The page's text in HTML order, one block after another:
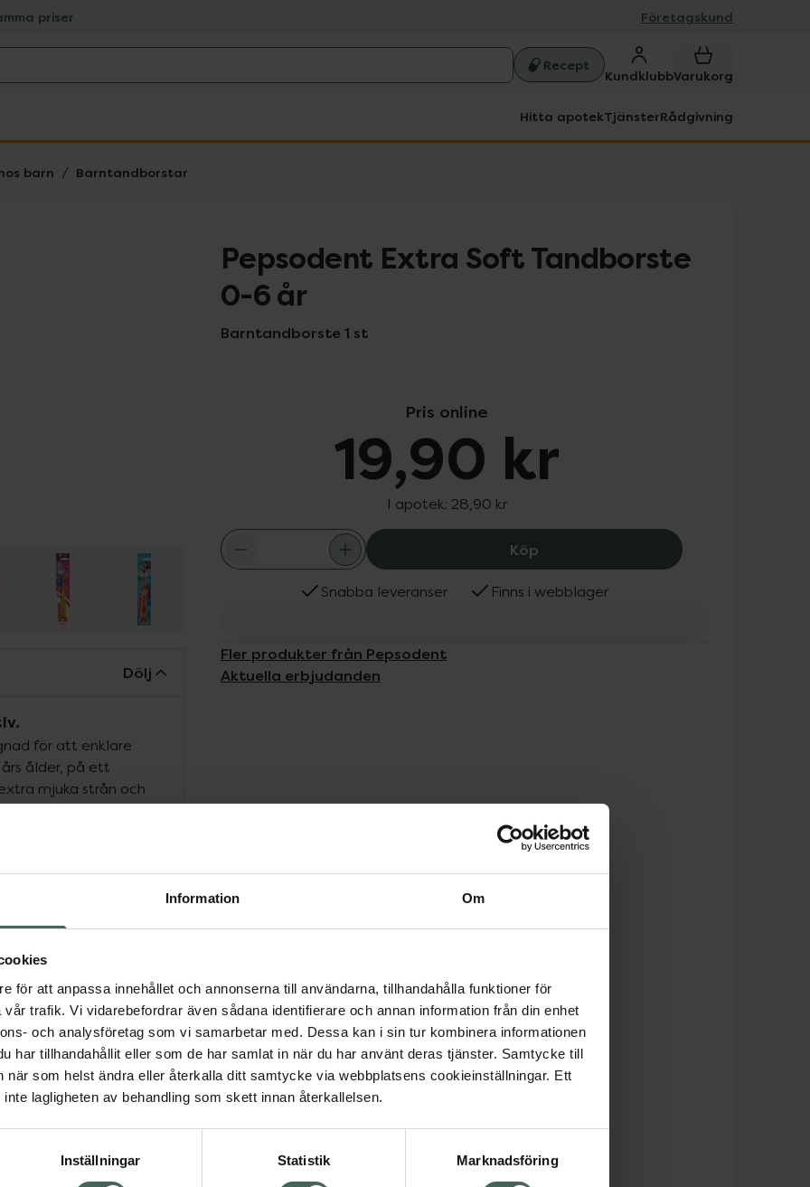
Information Om
för att anpassa innehållet och annonserna till användarna, tillhandahålla funktioner för
trafik. Vi vidarebefordrar även sådana identifierare och annan information från din enhet
och analysföretag som vi samarbetar med. Dessa kan i sin tur kombinera informationen
har tillhandahållit eller som de har samlat in när du har använt deras tjänster. Samtycke till
när som helst ändra eller återkalla ditt samtycke via webbplatsens cookieinställningar. Ett
lagligheten av behandling som skett innan återkallelsen.
Inställningar Statistik Marknadsföring
priser Företagskund
Recept
KundklubbVarukorg
Hitta apotekTjänsterRådgivning
barn Barntandborstar
Pepsodent Extra Soft Tandborste
0-6 år
Barntandborste 1 st
Pris online
19,90 kr
I apotek: 28,90 kr
Köp Pepsodent Extra Soft Tandborste
Snabba leveranser Finns i webblager
Fler produkter från Pepsodent
Aktuella erbjudanden
Dölj
för att enklare
ålder, på ett
mjuka strån och
och roligare.
åt. I änden av
användas för att fästa
dessutom i olika
alla medlemmar i
Mjölktänder.
produkter som
munhälsa. Både i
är nyckeln
all erfarenhet
kunskaper
I alla stadier av